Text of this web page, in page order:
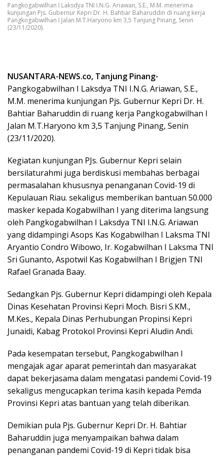
Pangkogabwilhan I Laksdya TNI I.N.G. Ariawan, S.E., M.M. menerima
kunjungan Pjs. Gubernur Kepri Dr. H. Bahtiar Baharuddin di ruang kerja
Pangkogabwilhan I Jalan M.T.Haryono km 3,5 Tanjung Pinang, Senin
(23/11/2020).
NUSANTARA-NEWS.co, Tanjung Pinang-
Pangkogabwilhan I Laksdya TNI I.N.G. Ariawan, S.E.,
M.M. menerima kunjungan Pjs. Gubernur Kepri Dr. H.
Bahtiar Baharuddin di ruang kerja Pangkogabwilhan I
Jalan M.T.Haryono km 3,5 Tanjung Pinang, Senin
(23/11/2020).
Kegiatan kunjungan PJs. Gubernur Kepri selain
bersilaturahmi juga berdiskusi membahas berbagai
permasalahan khususnya penanganan Covid-19 di
Kepulauan Riau. sekaligus memberikan bantuan 50.000
masker kepada Kogabwilhan I yang diterima langsung
oleh Pangkogabwilhan I Laksdya TNI I.N.G. Ariawan
yang didampingi Asops Kas Kogabwilhan I Laksma TNI
Aryantio Condro Wibowo, Ir. Kogabwilhan I Laksma TNI
Sri Gunanto, Aspotwil Kas Kogabwilhan I Brigjen TNI
Rafael Granada Baay.
Sedangkan Pjs. Gubernur Kepri didampingi oleh Kepala
Dinas Kesehatan Provinsi Kepri Moch. Bisri S.KM.,
M.Kes., Kepala Dinas Perhubungan Propinsi Kepri
Junaidi, Kabag Protokol Provinsi Kepri Aludin Andi.
Pada kesempatan tersebut, Pangkogabwilhan I
mengajak agar aparat pemerintah dan masyarakat
dapat bekerjasama dalam mengatasi pandemi Covid-19
sekaligus mengucapkan terima kasih kepada Pemda
Provinsi Kepri atas bantuan yang telah diberikan.
Demikian pula Pjs. Gubernur Kepri Dr. H. Bahtiar
Baharuddin juga menyampaikan bahwa dalam
penanganan pandemi Covid-19 di Kepri tidak bisa